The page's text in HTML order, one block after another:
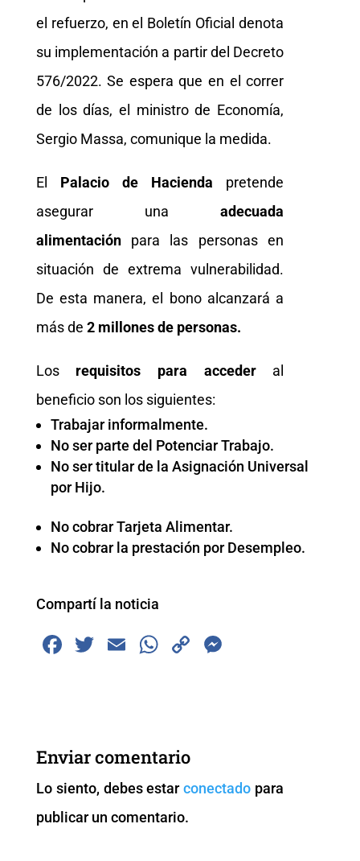
el refuerzo, en el Boletín Oficial denota
su implementación a partir del Decreto
576/2022. Se espera que en el correr
de los días, el ministro de Economía,
Sergio Massa, comunique la medida.
El Palacio de Hacienda pretende
asegurar unaadecuada
alimentaciónpara las personas en
situación de extrema vulnerabilidad.
De esta manera, el bono alcanzará a
más de 2 millones de personas.
Los requisitos para acceder al
beneficio son los siguientes:
Trabajar informalmente.
No ser parte del Potenciar Trabajo.
No ser titular de la Asignación Universal
por Hijo.
No cobrar Tarjeta Alimentar.
No cobrar la prestación por Desempleo.
Compartí la noticia
F
b
o
o
k
T
E
W
A
p
p
C
k
er
Enviar comentario
Lo siento, debes estarconectado para
publicar un comentario.